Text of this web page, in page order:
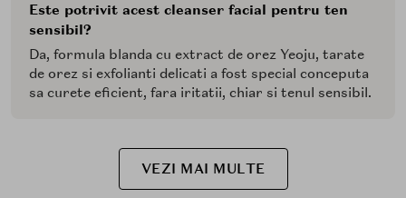
Este potrivit acest cleanser facial pentru ten
sensibil?
Da, formula blanda cu extract de orez Yeoju, tarate
de orez si exfolianti delicati a fost special conceputa
sa curete eficient, fara iritatii, chiar si tenul sensibil.
VEZI MAI MULTE